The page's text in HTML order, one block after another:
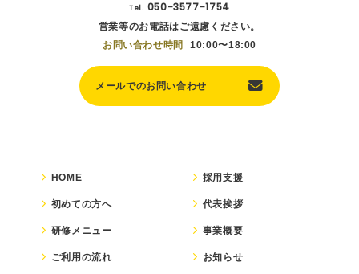
Tel. 050-3577-1754
営業等のお電話はご遠慮ください。
お問い合わせ時間
10:00〜18:00
メールでのお問い合わせ
HOME
初めての方へ
研修メニュー
ご利用の流れ
採用支援
代表挨拶
事業概要
お知らせ